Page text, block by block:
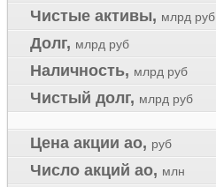
Чистые активы, млрд руб
Долг, млрд руб
Наличность, млрд руб
Чистый долг, млрд руб
Цена акции ао, руб
Число акций ао, млн